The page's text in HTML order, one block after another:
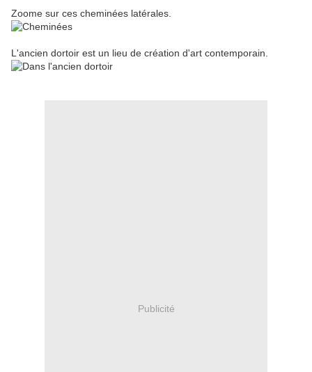
Zoome sur ces cheminées latérales.
L'ancien dortoir est un lieu de création d'art contemporain.
Publicité